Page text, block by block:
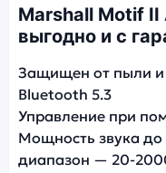
Marshall Motif
выгодно и с
Защищен от пыли и
Bluetooth 5.3
Управление при
Мощность звука
диапазон — 20-